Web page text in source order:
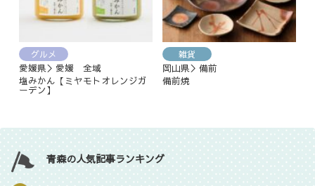
グルメ
愛媛県＞愛媛 全域
塩みかん【ミヤモトオレンジガ
ーデン】
雑貨
岡山県＞備前
備前焼
青森の人気記事ランキング